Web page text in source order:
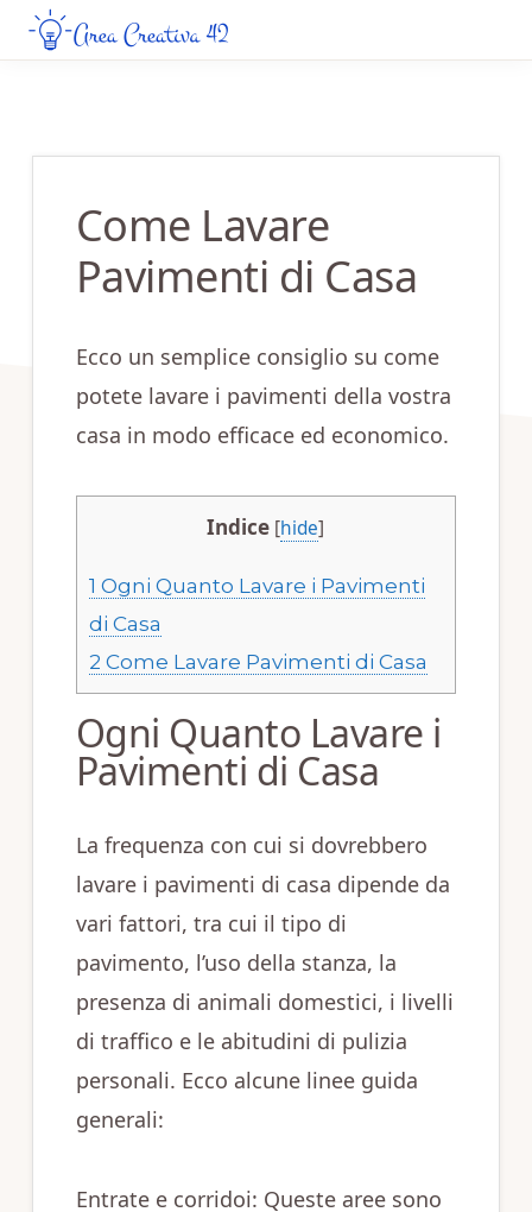
Skip
to
Skip
to
Come Lavare
Pavimenti di Casa
Ecco un semplice consiglio su come
potete lavare i pavimenti della vostra
casa in modo efficace ed economico.
Indice [hide]
1 Ogni Quanto Lavare i Pavimenti
di Casa
2 Come Lavare Pavimenti di Casa
Ogni Quanto Lavare i
Pavimenti di Casa
La frequenza con cui si dovrebbero
lavare i pavimenti di casa dipende da
vari fattori, tra cui il tipo di
pavimento, l’uso della stanza, la
presenza di animali domestici, i livelli
di traffico e le abitudini di pulizia
personali. Ecco alcune linee guida
generali:
Entrate e corridoi: Queste aree sono